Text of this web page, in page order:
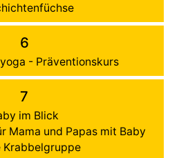
6
- Präventionskurs
7
im Blick
Mama und Papas mit Baby
Krabbelgruppe